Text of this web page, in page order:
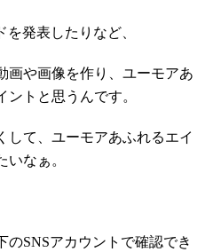
発表したりなど、
画や画像を作り、ユーモアあ
トと思うんです。
して、ユーモアあふれるエイ
なぁ。
のSNSアカウントで確認でき